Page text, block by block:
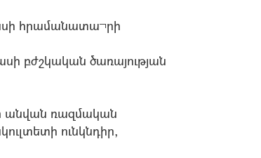
հրամանատա¬րի
բժշկական ծառայության
անվան ռազմական
ունկնդիր,